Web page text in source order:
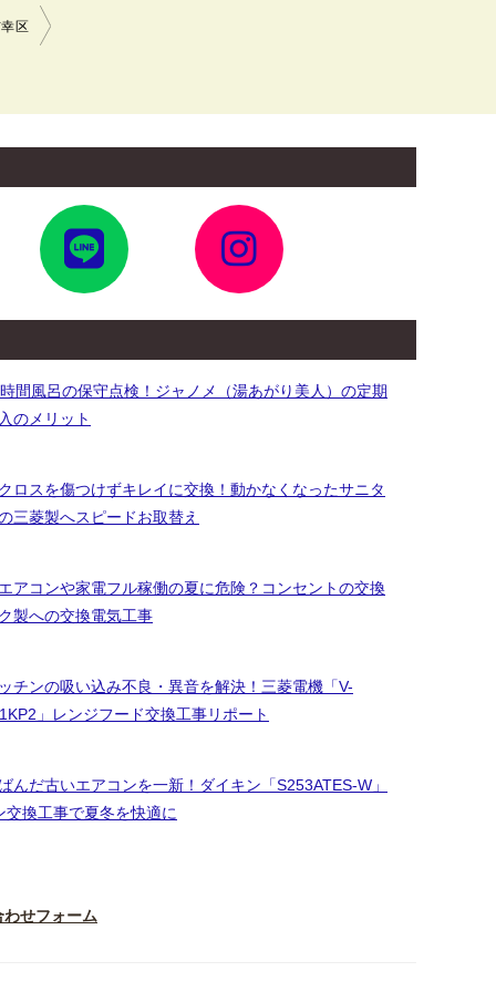
区
イ
コ
ン
リ
イ
コ
ン
リ
間風呂の保守点検！ジャノメ（湯あがり美人）の定期
のメリット
ロスを傷つけずキレイに交換！動かなくなったサニタ
三菱製へスピードお取替え
アコンや家電フル稼働の夏に危険？コンセントの交換
製への交換電気工事
チンの吸い込み不良・異音を解決！三菱電機「V-
」レンジフード交換工事リポート
んだ古いエアコンを一新！ダイキン「S253ATES-W」
換工事で夏冬を快適に
わせフォーム